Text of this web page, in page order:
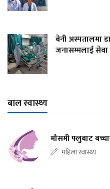
बेनी अस्पतालमा
जनासम्मलाई
बाल स्वास्थ्य
मौसमी फ्लुबाट
महिला स्वास्थ्य